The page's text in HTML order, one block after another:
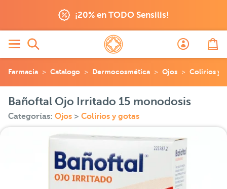
¡20% en TODO Sensilis!
Farmacia Catalogo Dermocosmética Ojos Colirios y
Bañoftal Ojo Irritado 15 monodosis
Categorías: Ojos > Colirios y gotas